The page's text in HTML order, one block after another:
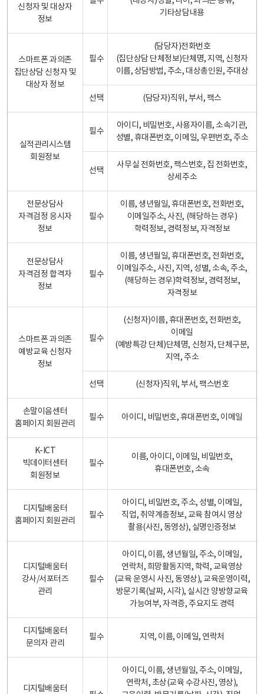
신청자 및 대상자
정보
기타상담내용
스마트폰 과의존
집단상담 신청자 및
대상자 정보
필수
(담당자)전화번호
(집단상담 단체정보)단체명, 지역, 신청자
이름, 상담방법, 주소, 대상총인원, 주대상
선택 (담당자)직위, 부서, 팩스
실적관리시스템
회원정보
필수
아이디, 비밀번호, 사용자이름, 소속기관,
성별, 휴대폰번호, 이메일, 우편번호, 주소
선택
사무실 전화번호, 팩스번호, 집 전화번호,
상세주소
전문상담사
자격검정 응시자
정보
필수
이름, 생년월일, 휴대폰번호, 전화번호,
이메일주소, 사진, (해당하는 경우)
학력정보, 경력정보, 자격정보
전문상담사
자격검정 합격자
정보
필수
이름, 생년월일, 휴대폰번호, 전화번호,
이메일주소, 사진, 지역, 성별, 소속, 주소,
(해당하는 경우)학력정보, 경력정보,
자격정보
스마트폰 과의존
예방교육 신청자
정보
필수
(신청자)이름, 휴대폰번호, 전화번호,
이메일
(예방특강 단체)단체명, 신청자, 단체구분,
지역, 주소
선택 (신청자)직위, 부서, 팩스번호
손말이음센터
홈페이지 회원관리
필수 아이디, 비밀번호, 휴대폰번호, 이메일
K-ICT
빅데이터센터
회원정보
필수
이름, 아이디, 이메일, 비밀번호,
휴대폰번호, 소속
디지털배움터
홈페이지 회원관리
필수
아이디, 비밀번호, 주소, 성별, 이메일,
직업, 취약계층정보, 교육 참여시 영상
촬용(사진, 동영상), 실명인증정보
디지털배움터
강사/서포터즈
관리
필수
아이디, 이름, 생년월일, 주소, 이메일,
연락처, 희망활동지역, 학력, 교육영상
(교육 운영시 사진, 동영상), 교육운영이력,
방문기록(날짜, 시각), 실시간 양방향교육
가능여부, 자격증, 주요지도 경력
디지털배움터
문의자 관리
필수 지역, 이름, 이메일, 연락처
디지털배움터
아이디, 이름, 생년월일, 주소, 이메일,
연락처, 초상(교육 수강사진, 영상),